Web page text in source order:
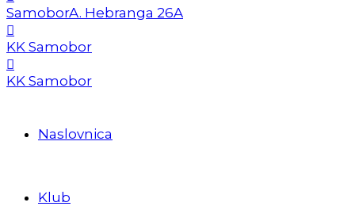
SamoborA. Hebranga 26A
KK Samobor
KK Samobor
Naslovnica
Klub